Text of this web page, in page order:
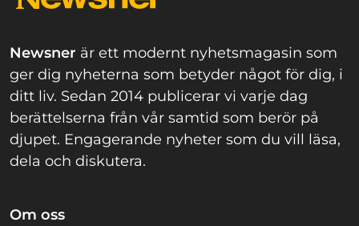
Newsner är ett modernt nyhetsmagasin som
ger dig nyheterna som betyder något för dig, i
ditt liv. Sedan 2014 publicerar vi varje dag
berättelserna från vår samtid som berör på
djupet. Engagerande nyheter som du vill läsa,
dela och diskutera.
Om oss